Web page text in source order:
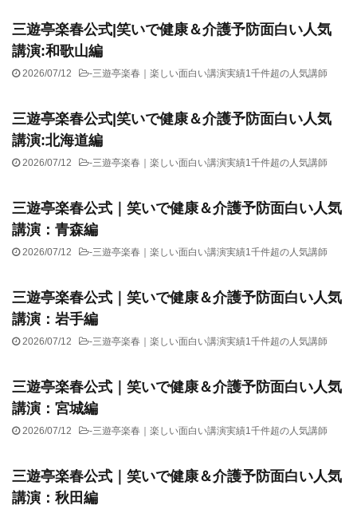
三遊亭楽春公式|笑いで健康＆介護予防面白い人気
講演:和歌山編
2026/07/12 -三遊亭楽春｜楽しい面白い講演実績1千件超の人気講師
三遊亭楽春公式|笑いで健康＆介護予防面白い人気
講演:北海道編
2026/07/12 -三遊亭楽春｜楽しい面白い講演実績1千件超の人気講師
三遊亭楽春公式｜笑いで健康＆介護予防面白い人気
講演：青森編
2026/07/12 -三遊亭楽春｜楽しい面白い講演実績1千件超の人気講師
三遊亭楽春公式｜笑いで健康＆介護予防面白い人気
講演：岩手編
2026/07/12 -三遊亭楽春｜楽しい面白い講演実績1千件超の人気講師
三遊亭楽春公式｜笑いで健康＆介護予防面白い人気
講演：宮城編
2026/07/12 -三遊亭楽春｜楽しい面白い講演実績1千件超の人気講師
三遊亭楽春公式｜笑いで健康＆介護予防面白い人気
講演：秋田編